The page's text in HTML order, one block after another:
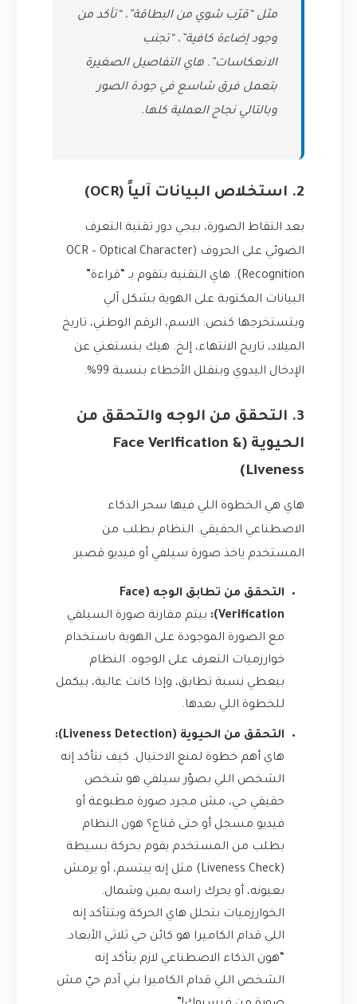
مثل “قرّب شوي من البطاقة”، “تأكد من
وجود إضاءة كافية”، “تجنب
الانعكاسات”. هاي التفاصيل الصغيرة
بتعمل فرق شاسع في جودة الصور
وبالتالي نجاح العملية كلها.
2. استخلاص البيانات آلياً (OCR)
بعد التقاط الصورة، بيجي دور تقنية التعرف
الضوئي على الحروف (OCR – Optical Character
Recognition). هاي التقنية بتقوم بـ “قراءة”
البيانات المكتوبة على الهوية بشكل آلي
وبتستخرجها كنص: الاسم، الرقم الوطني، تاريخ
الميلاد، تاريخ الانتهاء، إلخ. هيك بنستغني عن
الإدخال اليدوي وبنقلل الأخطاء بنسبة 99%.
3. التحقق من الوجه والتحقق من
الحيوية (Face Verification &
Liveness)
هاي هي الخطوة اللي فيها سحر الذكاء
الاصطناعي الحقيقي. النظام بطلب من
المستخدم ياخذ صورة سيلفي أو فيديو قصير.
التحقق من تطابق الوجه (Face
Verification):
بيتم مقارنة صورة السيلفي
مع الصورة الموجودة على الهوية باستخدام
خوارزميات التعرف على الوجوه. النظام
بيعطي نسبة تطابق، وإذا كانت عالية، بيكمل
للخطوة اللي بعدها.
التحقق من الحيوية (Liveness Detection):
هاي أهم خطوة لمنع الاحتيال. كيف نتأكد إنه
الشخص اللي بصوّر سيلفي هو شخص
حقيقي حي، مش مجرد صورة مطبوعة أو
فيديو مسجل أو حتى قناع؟ هون النظام
بطلب من المستخدم يقوم بحركة بسيطة
(Liveness Check) مثل إنه يبتسم، أو يرمش
بعيونه، أو يحرك راسه يمين وشمال.
الخوارزميات بتحلل هاي الحركة وبتتأكد إنه
اللي قدام الكاميرا هو كائن حي ثلاثي الأبعاد.
“هون الذكاء الاصطناعي لازم يتأكد إنه
الشخص اللي قدام الكاميرا بني آدم حيّ مش